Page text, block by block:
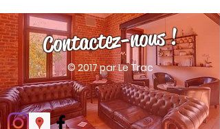
Contactez-nous !
© 2017 par Le Trac